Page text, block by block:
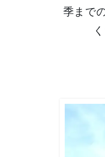
季まで